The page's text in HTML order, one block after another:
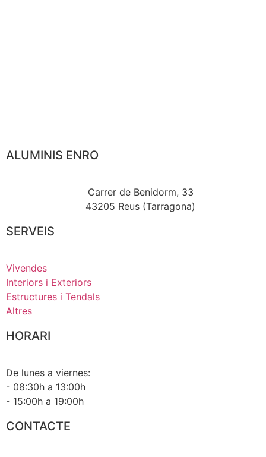
ALUMINIS ENRO
Carrer de Benidorm, 33
43205 Reus (Tarragona)
SERVEIS
Vivendes
Interiors i Exteriors
Estructures i Tendals
Altres
HORARI
De lunes a viernes:
- 08:30h a 13:00h
- 15:00h a 19:00h
CONTACTE